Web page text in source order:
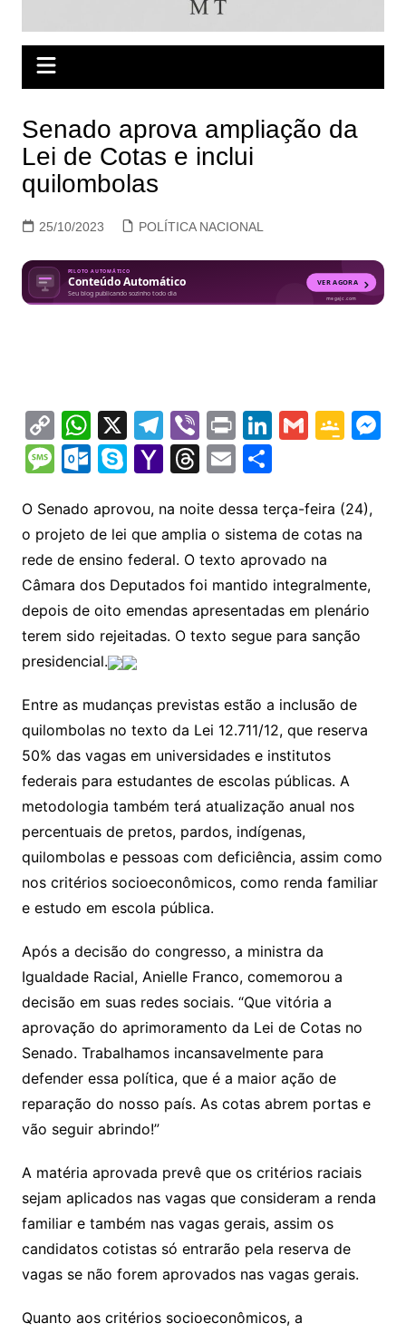
Senado aprova ampliação da
Lei de Cotas e inclui
quilombolas
25/10/2023 POLÍTICA NACIONAL
C
o
p
y
Li
n
k
W
h
at
s
A
p
p
X T
el
e
gr
a
m
Vi
b
er
Pr
in
t
Li
n
k
e
dI
n
G
l
G
gl
e
a
s
o
m
M
M
s
s
a
g
e
O
lo
o
k.
c
o
m
S
y
p
e
Y
h
o
o
M
ai
T
e
a
d
s
E
ai
l
S
ar
e
O Senado aprovou, na noite dessa terça-feira (24),
o projeto de lei que amplia o sistema de cotas na
rede de ensino federal. O texto aprovado na
Câmara dos Deputados foi mantido integralmente,
depois de oito emendas apresentadas em plenário
terem sido rejeitadas. O texto segue para sanção
presidencial.
Entre as mudanças previstas estão a inclusão de
quilombolas no texto da Lei 12.711/12, que reserva
50% das vagas em universidades e institutos
federais para estudantes de escolas públicas. A
metodologia também terá atualização anual nos
percentuais de pretos, pardos, indígenas,
quilombolas e pessoas com deficiência, assim como
nos critérios socioeconômicos, como renda familiar
e estudo em escola pública.
Após a decisão do congresso, a ministra da
Igualdade Racial, Anielle Franco, comemorou a
decisão em suas redes sociais. “Que vitória a
aprovação do aprimoramento da Lei de Cotas no
Senado. Trabalhamos incansavelmente para
defender essa política, que é a maior ação de
reparação do nosso país. As cotas abrem portas e
vão seguir abrindo!”
A matéria aprovada prevê que os critérios raciais
sejam aplicados nas vagas que consideram a renda
familiar e também nas vagas gerais, assim os
candidatos cotistas só entrarão pela reserva de
vagas se não forem aprovados nas vagas gerais.
Quanto aos critérios socioeconômicos, a